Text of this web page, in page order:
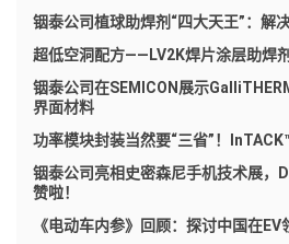
铟泰公司植球助焊剂“四大天王”：解
超低空洞配方——LV2K焊片涂层助焊剂
铟泰公司在SEMICON展示
界面材料
功率模块封装当然要“三省”！
铟泰公司亮相史密森尼手机技术展
赞啦！
《电动车内参》回顾：探讨中国在